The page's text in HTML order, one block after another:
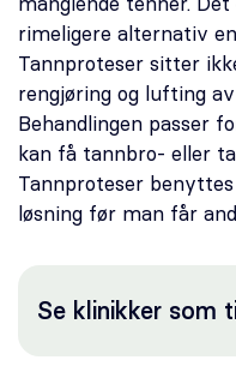
Henviser
Periodonti
Endodonti
Kjeveortopedi
manglende tenner.
rimeligere alternativ
Tannproteser sitter
rengjøring og lufting
Behandlingen passer
kan få tannbro- eller
Tannproteser
løsning før man får
Se klinikker som